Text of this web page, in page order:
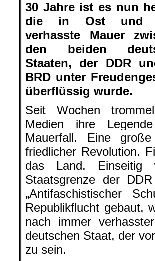
30 Jahre ist es nun
die in Ost und
verhasste Mauer
den beiden
Staaten, der DDR
BRD unter
überflüssig wurde.
Seit Wochen
Medien ihre
Mauerfall. Eine
friedlicher Revolution.
das Land.
Staatsgrenze der
„Antifaschistischer
Republikflucht gebaut,
nach immer
deutschen Staat, der
zu sein.